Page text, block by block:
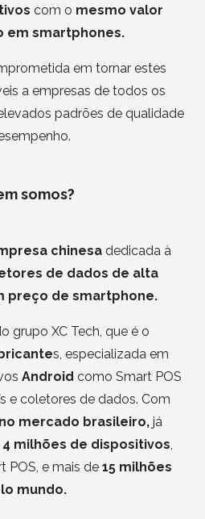
com o mesmo valor
em smartphones.
em tornar estes
a empresas de todos os
padrões de qualidade
somos?
chinesa dedicada à
de dados de alta
preço de smartphone.
grupo XC Tech, que é o
s, especializada em
Android como Smart POS
e coletores de dados. Com
mercado brasileiro,já
4 milhões de dispositivos,
POS, e mais de 15 milhões
mundo.